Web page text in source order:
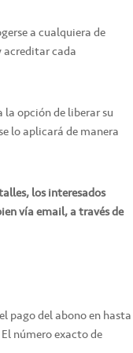
a cualquiera de
acreditar cada
opción de liberar su
lo aplicará de manera
los interesados
vía email, a través de
pago del abono en hasta
número exacto de